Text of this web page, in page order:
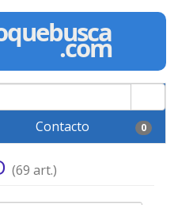
Contacto 0
(69 art.)